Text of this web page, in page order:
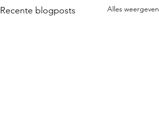
Recente blogposts Alles weergeven